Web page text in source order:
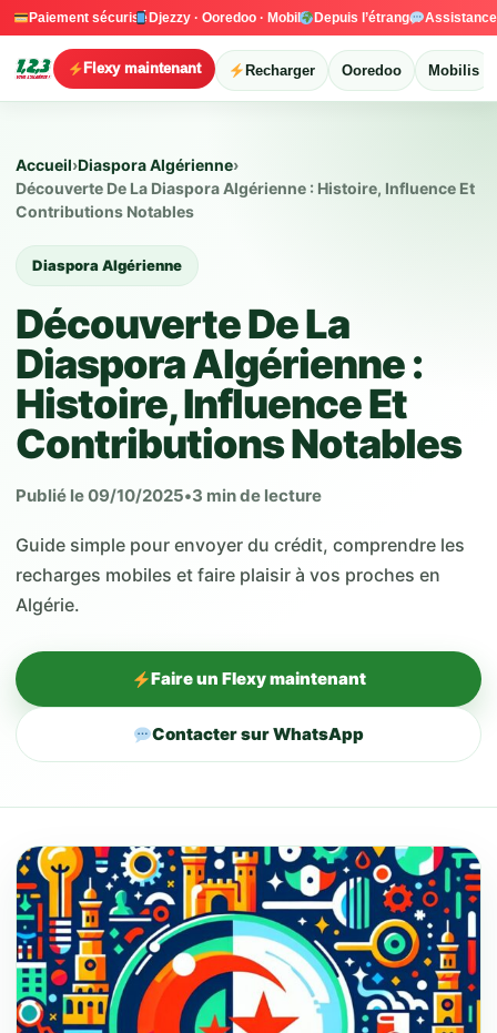
Paiement sécurisé Djezzy · Ooredoo · Mobilis Depuis l’étranger
Recharger Ooredoo Mobilis
Flexy maintenant
Accueil›Diaspora Algérienne›
Découverte De La Diaspora Algérienne : Histoire, Influence Et
Contributions Notables
Diaspora Algérienne
Découverte De La
Diaspora Algérienne :
Histoire, Influence Et
Contributions Notables
Publié le 09/10/2025•3 min de lecture
Guide simple pour envoyer du crédit, comprendre les
recharges mobiles et faire plaisir à vos proches en
Algérie.
Faire un Flexy maintenant
Contacter sur WhatsApp